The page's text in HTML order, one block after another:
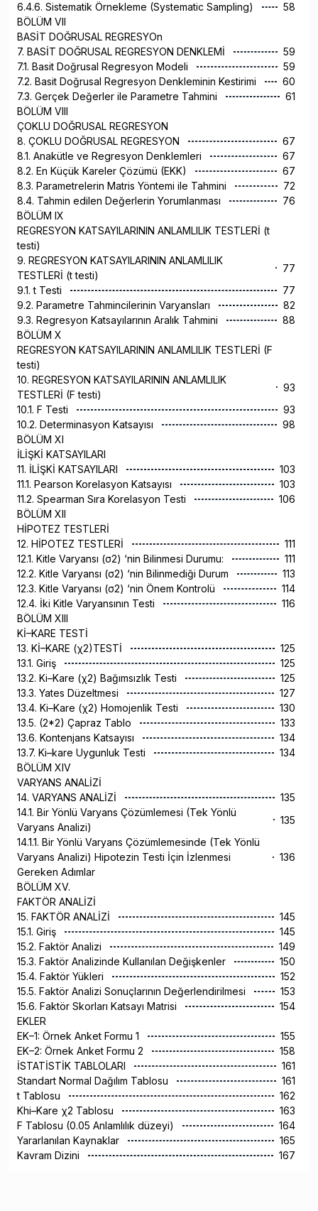
6.4.6. Sistematik Örnekleme (Systematic Sampling)
58
BÖLÜM VII
BASİT DOĞRUSAL REGRESYOn
7. BASİT DOĞRUSAL REGRESYON DENKLEMİ
59
7.1. Basit Doğrusal Regresyon Modeli
59
7.2. Basit Doğrusal Regresyon Denkleminin Kestirimi
60
7.3. Gerçek Değerler ile Parametre Tahmini
61
BÖLÜM VIII
ÇOKLU DOĞRUSAL REGRESYON
8. ÇOKLU DOĞRUSAL REGRESYON
67
8.1. Anakütle ve Regresyon Denklemleri
67
8.2. En Küçük Kareler Çözümü (EKK)
67
8.3. Parametrelerin Matris Yöntemi ile Tahmini
72
8.4. Tahmin edilen Değerlerin Yorumlanması
76
BÖLÜM IX
REGRESYON KATSAYILARININ ANLAMLILIK TESTLERİ (t
testi)
9. REGRESYON KATSAYILARININ ANLAMLILIK
TESTLERİ (t testi)
77
9.1. t Testi
77
9.2. Parametre Tahmincilerinin Varyansları
82
9.3. Regresyon Katsayılarının Aralık Tahmini
88
BÖLÜM X
REGRESYON KATSAYILARININ ANLAMLILIK TESTLERİ (F
testi)
10. REGRESYON KATSAYILARININ ANLAMLILIK
TESTLERİ (F testi)
93
10.1. F Testi
93
10.2. Determinasyon Katsayısı
98
BÖLÜM XI
İLİŞKİ KATSAYILARI
11. İLİŞKİ KATSAYILARI
103
11.1. Pearson Korelasyon Katsayısı
103
11.2. Spearman Sıra Korelasyon Testi
106
BÖLÜM XII
HİPOTEZ TESTLERİ
12. HİPOTEZ TESTLERİ
111
12.1. Kitle Varyansı (σ2) ‘nin Bilinmesi Durumu:
111
12.2. Kitle Varyansı (σ2) ‘nin Bilinmediği Durum
113
12.3. Kitle Varyansı (σ2) ‘nin Önem Kontrolü
114
12.4. İki Kitle Varyansının Testi
116
BÖLÜM XIII
Kİ–KARE TESTİ
13. Kİ–KARE (χ2)TESTİ
125
13.1. Giriş
125
13.2. Ki–Kare (χ2) Bağımsızlık Testi
125
13.3. Yates Düzeltmesi
127
13.4. Ki–Kare (χ2) Homojenlik Testi
130
13.5. (2*2) Çapraz Tablo
133
13.6. Kontenjans Katsayısı
134
13.7. Ki–kare Uygunluk Testi
134
BÖLÜM XIV
VARYANS ANALİZİ
14. VARYANS ANALİZİ
135
14.1. Bir Yönlü Varyans Çözümlemesi (Tek Yönlü
Varyans Analizi)
135
14.1.1. Bir Yönlü Varyans Çözümlemesinde (Tek Yönlü
Varyans Analizi) Hipotezin Testi İçin İzlenmesi
Gereken Adımlar
136
BÖLÜM XV.
FAKTÖR ANALİZİ
15. FAKTÖR ANALİZİ
145
15.1. Giriş
145
15.2. Faktör Analizi
149
15.3. Faktör Analizinde Kullanılan Değişkenler
150
15.4. Faktör Yükleri
152
15.5. Faktör Analizi Sonuçlarının Değerlendirilmesi
153
15.6. Faktör Skorları Katsayı Matrisi
154
EKLER
EK–1: Örnek Anket Formu 1
155
EK–2: Örnek Anket Formu 2
158
İSTATİSTİK TABLOLARI
161
Standart Normal Dağılım Tablosu
161
t Tablosu
162
Khi–Kare χ2 Tablosu
163
F Tablosu (0.05 Anlamlılık düzeyi)
164
Yararlanılan Kaynaklar
165
Kavram Dizini
167